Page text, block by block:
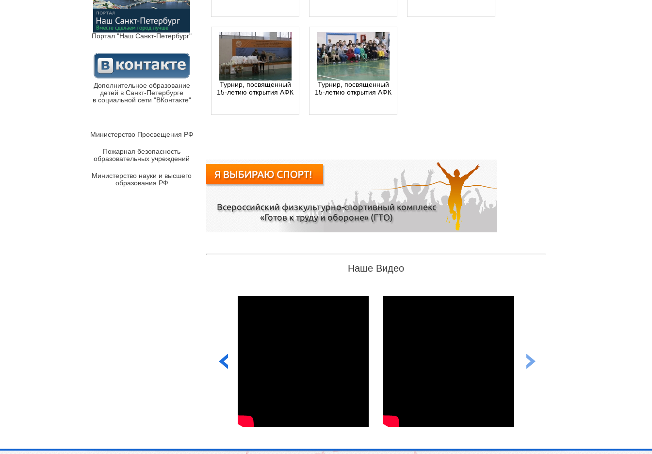
Портал "Наш Санкт-Петербург"
Дополнительное образование
детей в Санкт-Петербурге
в социальной сети "ВКонтакте"
Министерство Просвещения РФ
Пожарная безопасность
образовательных учреждений
Министерство науки и высшего
образования РФ
Турнир, посвященный
15-летию открытия АФК
Турнир, посвященный
15-летию открытия АФК
Наше Видео